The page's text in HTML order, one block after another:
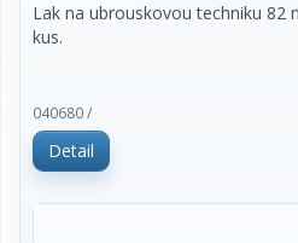
Lak na ubrouskovou techniku 82
kus.
040680 /
Detail